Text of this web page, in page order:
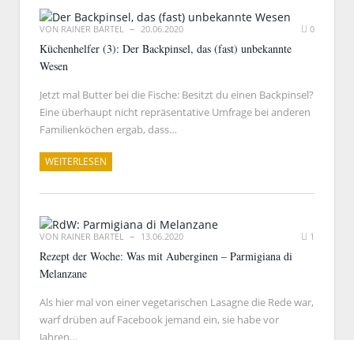
VON RAINER BARTEL 20.06.2020 0
Küchenhelfer (3): Der Backpinsel, das (fast) unbekannte
Wesen
Jetzt mal Butter bei die Fische: Besitzt du einen Backpinsel?
Eine überhaupt nicht repräsentative Umfrage bei anderen
Familienköchen ergab, dass…
WEITERLESEN
VON RAINER BARTEL 13.06.2020 1
Rezept der Woche: Was mit Auberginen – Parmigiana di
Melanzane
Als hier mal von einer vegetarischen Lasagne die Rede war,
warf drüben auf Facebook jemand ein, sie habe vor
Jahren…